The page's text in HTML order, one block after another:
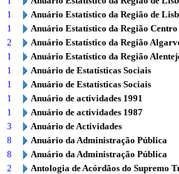
1
Anuário Estatístico da Região de
1
Anuário Estatístico da Região Centro
2
Anuário Estatístico da Região
1
Anuário Estatístico da Região
1
Anuário de Estatísticas Sociais
1
Anuário de Estatísticas Sociais
1
Anuário de actividades 1991
1
Anuário de actividades 1987
3
Anuário de Actividades
8
Anuário da Administração Pública
8
Anuário da Administração Pública
2
Antologia de Acórdãos do